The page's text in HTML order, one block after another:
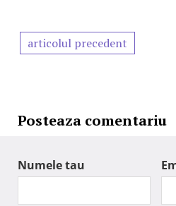
articolul precedent
Posteaza comentariu
Numele tau